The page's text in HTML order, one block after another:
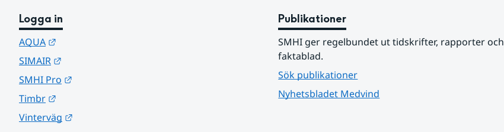
Logga in
AQUA
SIMAIR
SMHI Pro
Timbr
Vinterväg
Publikationer
SMHI ger regelbundet ut tidskrifter, rapporter och
faktablad.
Sök publikationer
Nyhetsbladet Medvind